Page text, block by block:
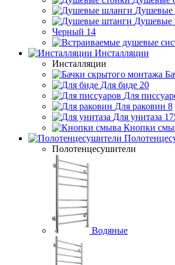
Душевые
Душевые
Черный 14
Инсталляции
Инсталляции
Для биде 20
Для
Для раковин 8
Для унитаза
Кнопки
Полотенцесушители
Водяные